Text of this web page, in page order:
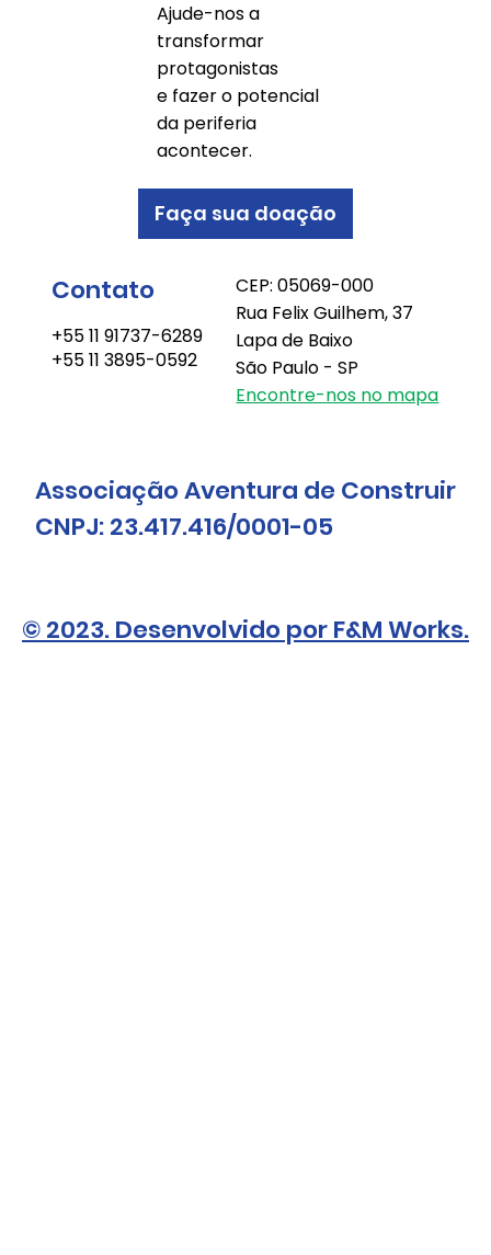
Ajude-nos a
transformar
protagonistas
e fazer o potencial
da periferia
acontecer.
Faça sua doação
Contato
+55 11 91737-6289
+55 11 3895-0592
CEP: 05069-000
Rua Felix Guilhem, 37
Lapa de Baixo
São Paulo - SP
Encontre-nos no mapa
© 2023. Desenvolvido por F&M Works.
Associação Aventura de Construir
CNPJ: 23.417.416/0001-05